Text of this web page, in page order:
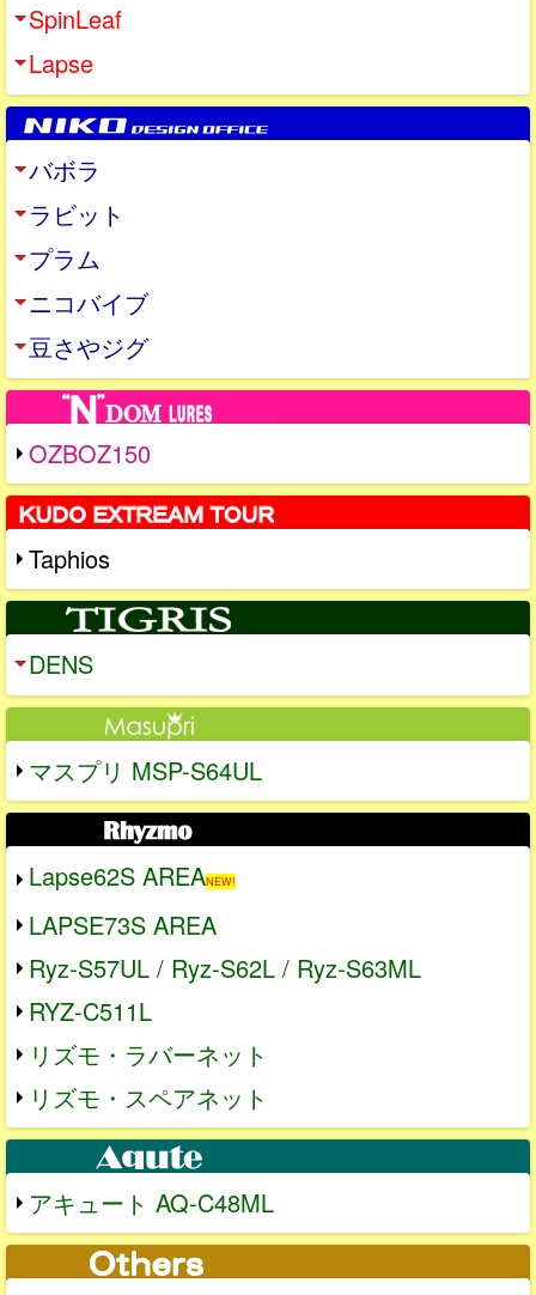
SpinLeaf
Lapse
バボラ
ラビット
プラム
ニコバイブ
豆さやジグ
OZBOZ150
Taphios
DENS
マスプリ MSP-S64UL
Lapse62S AREANEW!
LAPSE73S AREA
Ryz-S57UL / Ryz-S62L / Ryz-S63ML
RYZ-C511L
リズモ・ラバーネット
リズモ・スペアネット
アキュート AQ-C48ML